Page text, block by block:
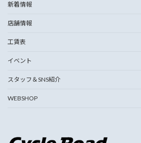
新着情報
店舗情報
工賃表
イベント
スタッフ＆SNS紹介
WEBSHOP